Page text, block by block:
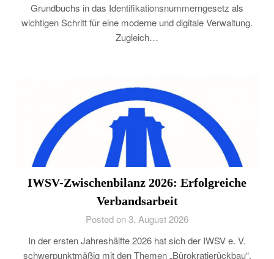
Grundbuchs in das Identifikationsnummerngesetz als
wichtigen Schritt für eine moderne und digitale Verwaltung.
Zugleich…
IWSV-Zwischenbilanz 2026: Erfolgreiche
Verbandsarbeit
Posted on 3. August 2026
In der ersten Jahreshälfte 2026 hat sich der IWSV e. V.
schwerpunktmäßig mit den Themen „Bürokratierückbau“,